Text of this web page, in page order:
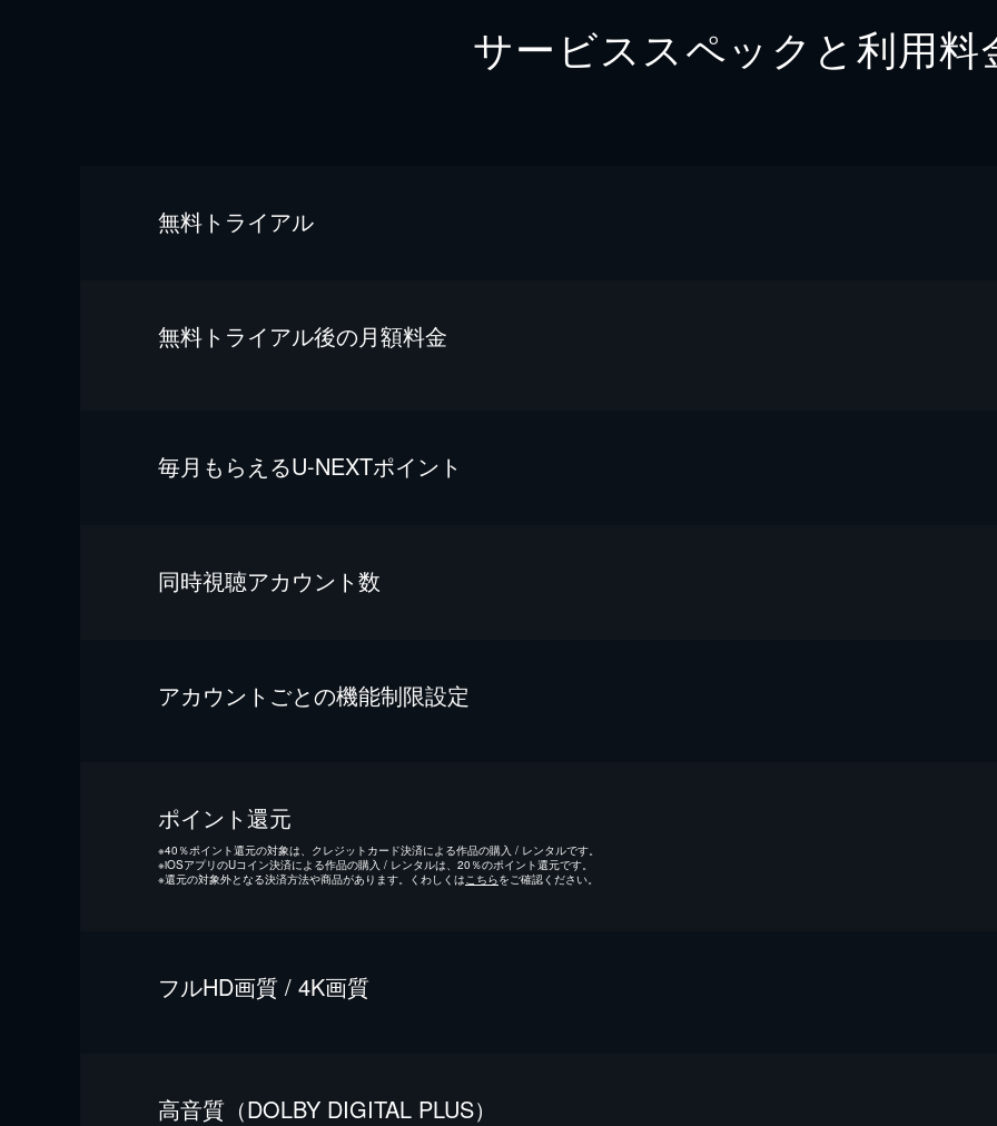
サービススペックと利用料
無料トライアル
無料トライアル後の⽉額料金
毎⽉もらえるU-NEXTポイント
同時視聴アカウント数
アカウントごとの機能制限設定
ポイント還元
※40％ポイント還元の対象は、クレジットカード決済による作品の購入 / レンタルです。
※iOSアプリのUコイン決済による作品の購入 / レンタルは、20％のポイント還元です。
※還元の対象外となる決済方法や商品があります。くわしくは こちらをご確認ください。
フルHD画質 / 4K画質
⾼⾳質（DOLBY DIGITAL PLUS）